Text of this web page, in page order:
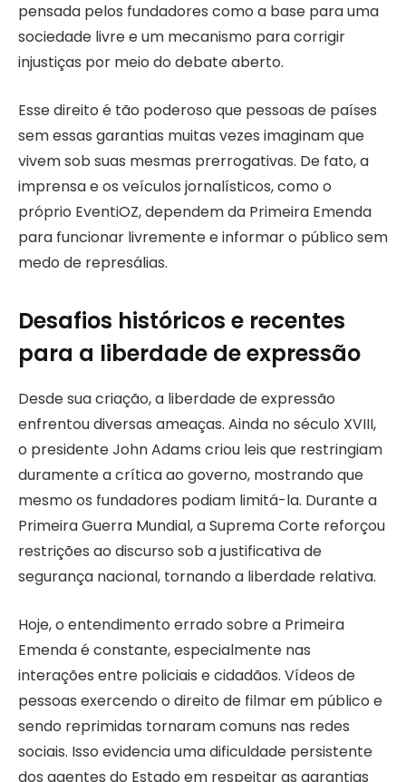
pensada pelos fundadores como a base para uma
sociedade livre e um mecanismo para corrigir
injustiças por meio do debate aberto.
Esse direito é tão poderoso que pessoas de países
sem essas garantias muitas vezes imaginam que
vivem sob suas mesmas prerrogativas. De fato, a
imprensa e os veículos jornalísticos, como o
próprio EventiOZ, dependem da Primeira Emenda
para funcionar livremente e informar o público sem
medo de represálias.
Desafios históricos e recentes
para a liberdade de expressão
Desde sua criação, a liberdade de expressão
enfrentou diversas ameaças. Ainda no século XVIII,
o presidente John Adams criou leis que restringiam
duramente a crítica ao governo, mostrando que
mesmo os fundadores podiam limitá-la. Durante a
Primeira Guerra Mundial, a Suprema Corte reforçou
restrições ao discurso sob a justificativa de
segurança nacional, tornando a liberdade relativa.
Hoje, o entendimento errado sobre a Primeira
Emenda é constante, especialmente nas
interações entre policiais e cidadãos. Vídeos de
pessoas exercendo o direito de filmar em público e
sendo reprimidas tornaram comuns nas redes
sociais. Isso evidencia uma dificuldade persistente
dos agentes do Estado em respeitar as garantias